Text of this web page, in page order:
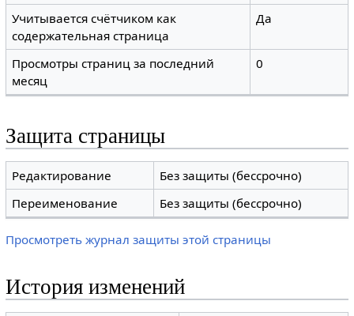
Учитывается счётчиком как
содержательная страница
Да
Просмотры страниц за последний
месяц
0
Защита страницы
Редактирование
Без защиты (бессрочно)
Переименование
Без защиты (бессрочно)
Просмотреть журнал защиты этой страницы
История изменений